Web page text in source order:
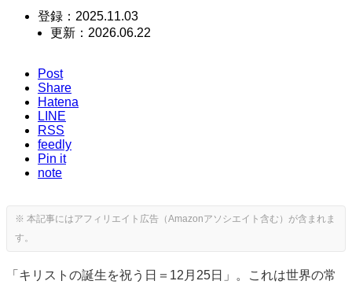
登録： 2025.11.03
更新： 2026.06.22
Post
Share
Hatena
LINE
RSS
feedly
Pin it
note
「キリストの誕生を祝う日＝12月25日」。これは世界の常